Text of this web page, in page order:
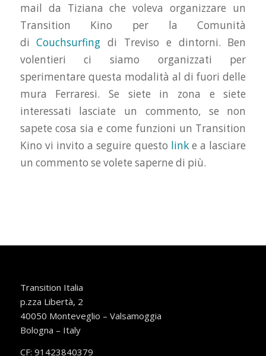
mail da Tiziana che voleva organizzare un
Transition Kino per la Comunità
diCouchsurfing di Treviso e dintorni. Ben
volentieri ci siamo organizzati per
sperimentare questa modalità al di fuori delle
mura Ferraresi. Se siete in zona e siete
interessati lasciate un commento, se non
sapete cosa sia e come funzioni un Transition
Kino vi invito a seguire questo linke a lasciare
un commento se volete saperne di più.
Transition Italia
p.zza Libertà, 2
40050 Monteveglio – Valsamoggia
Bologna – Italy
CF: 91423840379